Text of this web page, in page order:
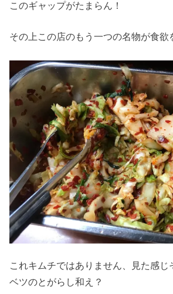
このギャップがたまらん！
その上この店のもう一つの名物が食欲
これキムチではありません、見た感じ
ベツのとがらし和え？